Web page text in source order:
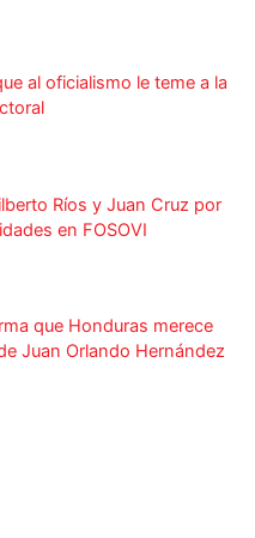
al oficialismo le teme a la
Ríos y Juan Cruz por
en FOSOVI
que Honduras merece
Juan Orlando Hernández